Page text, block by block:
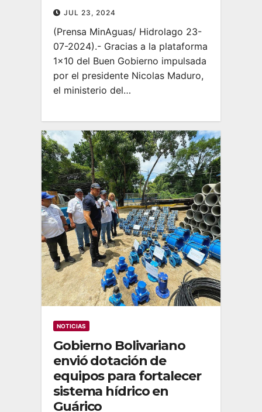
JUL 23, 2024
(Prensa MinAguas/ Hidrolago 23-
07-2024).- Gracias a la plataforma
1×10 del Buen Gobierno impulsada
por el presidente Nicolas Maduro,
el ministerio del…
NOTICIAS
Gobierno Bolivariano
envió dotación de
equipos para fortalecer
sistema hídrico en
Guárico